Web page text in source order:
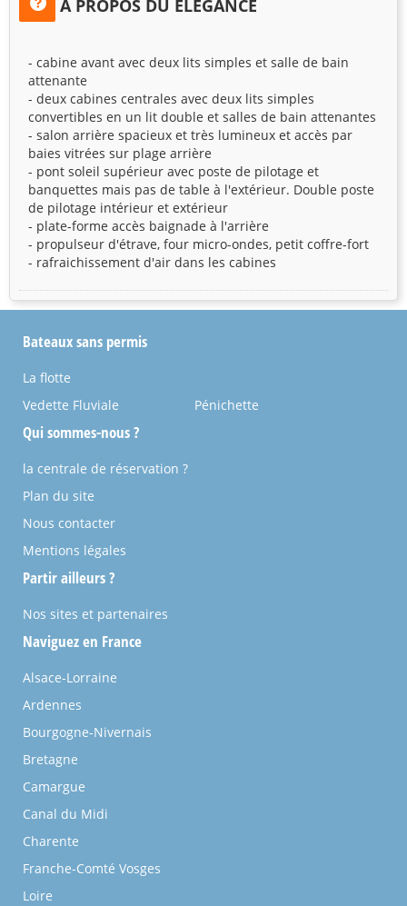
A PROPOS DU ELEGANCE
- cabine avant avec deux lits simples et salle de bain
attenante
- deux cabines centrales avec deux lits simples
convertibles en un lit double et salles de bain attenantes
- salon arrière spacieux et très lumineux et accès par
baies vitrées sur plage arrière
- pont soleil supérieur avec poste de pilotage et
banquettes mais pas de table à l'extérieur. Double poste
de pilotage intérieur et extérieur
- plate-forme accès baignade à l'arrière
- propulseur d'étrave, four micro-ondes, petit coffre-fort
- rafraichissement d'air dans les cabines
Bateaux sans permis
La flotte
Vedette Fluviale
Pénichette
Qui sommes-nous ?
la centrale de réservation ?
Plan du site
Nous contacter
Mentions légales
Partir ailleurs ?
Nos sites et partenaires
Naviguez en France
Alsace-Lorraine
Ardennes
Bourgogne-Nivernais
Bretagne
Camargue
Canal du Midi
Charente
Franche-Comté Vosges
Loire